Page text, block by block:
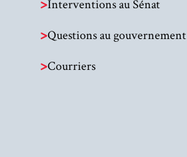
Interventions au Sénat
>Questions au gouvernement
>Courriers